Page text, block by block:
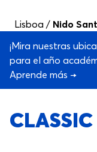
Lisboa / Nido
¡Mira nuestras
para el año
Aprende más →